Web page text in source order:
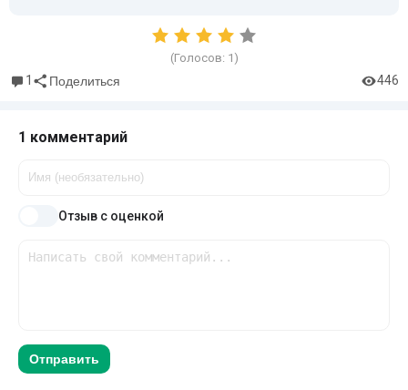
(Голосов: 1 )
1 Поделиться 446
1 комментарий
Отзыв с оценкой
Отправить